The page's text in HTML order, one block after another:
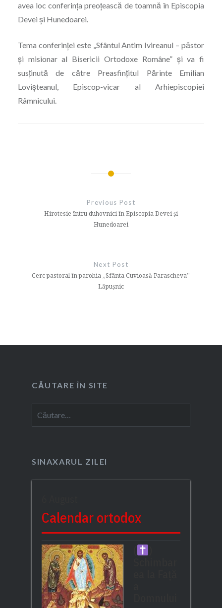
avea loc conferința preoțească de toamnă în Episcopia
Devei și Hunedoarei.
Tema conferinței este „Sfântul Antim Ivireanul – păstor
și misionar al Bisericii Ortodoxe Române” și va fi
susținută de către Preasfințitul Părinte Emilian
Lovișteanul, Episcop-vicar al Arhiepiscopiei
Râmnicului.
articole
Previous Post
Hirotesie întru duhovnici în Episcopia Devei și
Hunedoarei
Next Post
Cerc pastoral în parohia „Sfânta Cuvioasă Parascheva”
Lăpușnic
CĂUTARE ÎN SITE
după:
SINAXARUL ZILEI
Calendar ortodox